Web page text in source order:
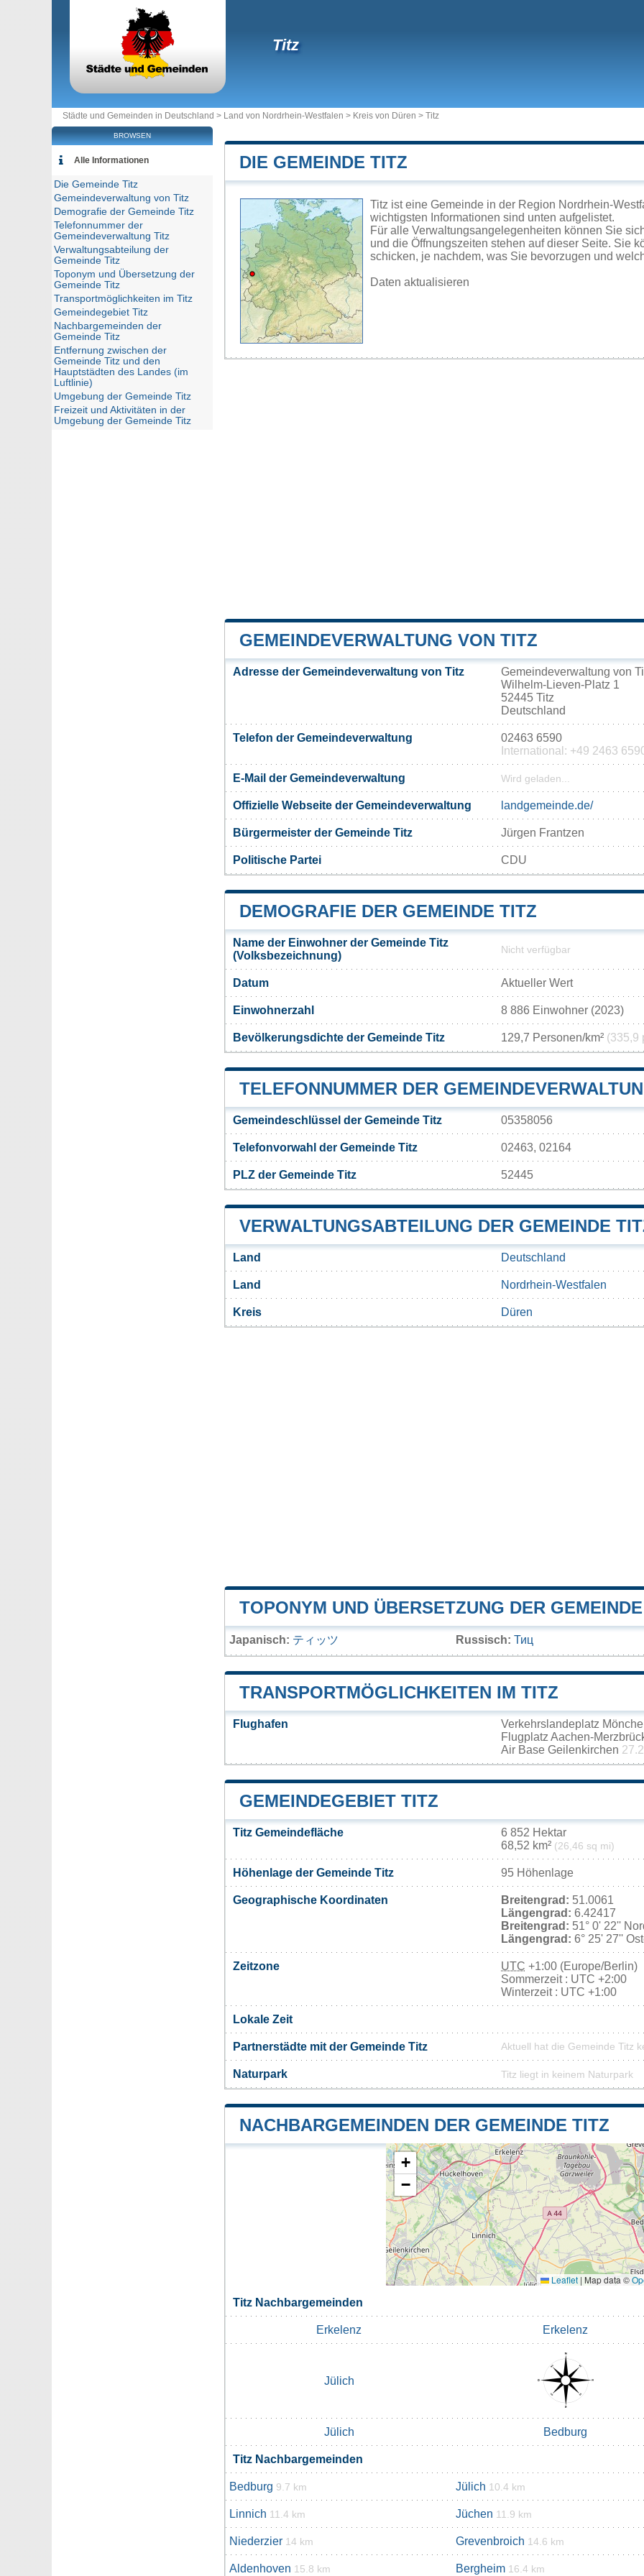
Titz
Städte und Gemeinden in Deutschland > Land von Nordrhein-Westfalen > Kreis von Düren > Titz
DIE GEMEINDE TITZ
Titz ist eine Gemeinde in der Region Nordrhein-
wichtigsten Informationen sind unten aufgelistet.
Für alle Verwaltungsangelegenheiten können Sie
und die Öffnungszeiten stehen auf dieser Seite. Sie
schicken, je nachdem, was Sie bevorzugen und
Daten aktualisieren
GEMEINDEVERWALTUNG VON TITZ
Adresse der Gemeindeverwaltung von Titz
Gemeindeverwaltung von
Wilhelm-Lieven-Platz 1
52445 Titz
Deutschland
Telefon der Gemeindeverwaltung
02463 6590
International: +49 2463
E-Mail der Gemeindeverwaltung Wird geladen...
Offizielle Webseite der Gemeindeverwaltung landgemeinde.de/
Bürgermeister der Gemeinde Titz Jürgen Frantzen
Politische Partei CDU
DEMOGRAFIE DER GEMEINDE TITZ
Name der Einwohner der Gemeinde Titz
(Volksbezeichnung)
Nicht verfügbar
Datum Aktueller Wert
Einwohnerzahl 8 886 Einwohner (2023)
Bevölkerungsdichte der Gemeinde Titz 129,7 Personen/km² (335,9
TELEFONNUMMER DER
Gemeindeschlüssel der Gemeinde Titz 05358056
Telefonvorwahl der Gemeinde Titz 02463, 02164
PLZ der Gemeinde Titz 52445
VERWALTUNGSABTEILUNG DER GEMEINDE
Land Deutschland
Land Nordrhein-Westfalen
Kreis Düren
TOPONYM UND ÜBERSETZUNG DER
Japanisch: ティッツ Russisch: Тиц
TRANSPORTMÖGLICHKEITEN IM TITZ
Flughafen
Verkehrslandeplatz
Flugplatz Aachen-
Air Base Geilenkirchen
GEMEINDEGEBIET TITZ
Titz Gemeindefläche
6 852 Hektar
68,52 km² (26,46 sq mi)
Höhenlage der Gemeinde Titz 95 Höhenlage
Geographische Koordinaten Breitengrad: 51.0061
Längengrad: 6.42417
Breitengrad: 51° 0' 22''
Längengrad: 6° 25' 27''
Zeitzone UTC +1:00 (Europe/Berlin)
Sommerzeit : UTC +2:00
Winterzeit : UTC +1:00
Lokale Zeit
Partnerstädte mit der Gemeinde Titz Aktuell hat die Gemeinde Titz
Naturpark Titz liegt in keinem Naturpark
NACHBARGEMEINDEN DER GEMEINDE TITZ
+
−
Leaflet | Map data ©
Titz Nachbargemeinden
Erkelenz Erkelenz
Jülich
Jülich Bedburg
Titz Nachbargemeinden
Bedburg 9.7 km Jülich 10.4 km
Linnich 11.4 km Jüchen 11.9 km
Niederzier 14 km Grevenbroich 14.6 km
Aldenhoven 15.8 km Bergheim 16.4 km
BROWSEN
Alle Informationen
Die Gemeinde Titz
Gemeindeverwaltung von Titz
Demografie der Gemeinde Titz
Telefonnummer der
Gemeindeverwaltung Titz
Verwaltungsabteilung der
Gemeinde Titz
Toponym und Übersetzung der
Gemeinde Titz
Transportmöglichkeiten im Titz
Gemeindegebiet Titz
Nachbargemeinden der
Gemeinde Titz
Entfernung zwischen der
Gemeinde Titz und den
Hauptstädten des Landes (im
Luftlinie)
Umgebung der Gemeinde Titz
Freizeit und Aktivitäten in der
Umgebung der Gemeinde Titz